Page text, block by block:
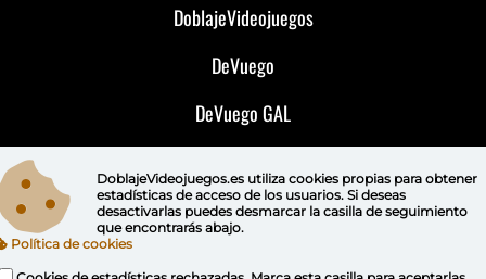
DoblajeVideojuegos
DeVuego
DeVuego GAL
DeVuego Portugal
DoblajeVideojuegos.es utiliza cookies propiaspara obtener
estadísticas de acceso de los usuarios. Si deseas
desactivarlas puedes desmarcar la casilla de seguimiento
que encontrarás abajo.
Política de cookies